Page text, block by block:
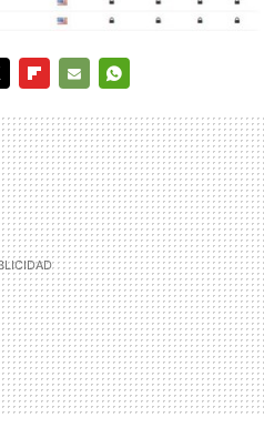
MAIL